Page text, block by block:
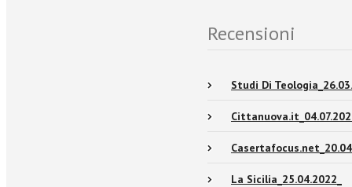
Recensioni
Studi Di
La Sicilia_25.04.2022_